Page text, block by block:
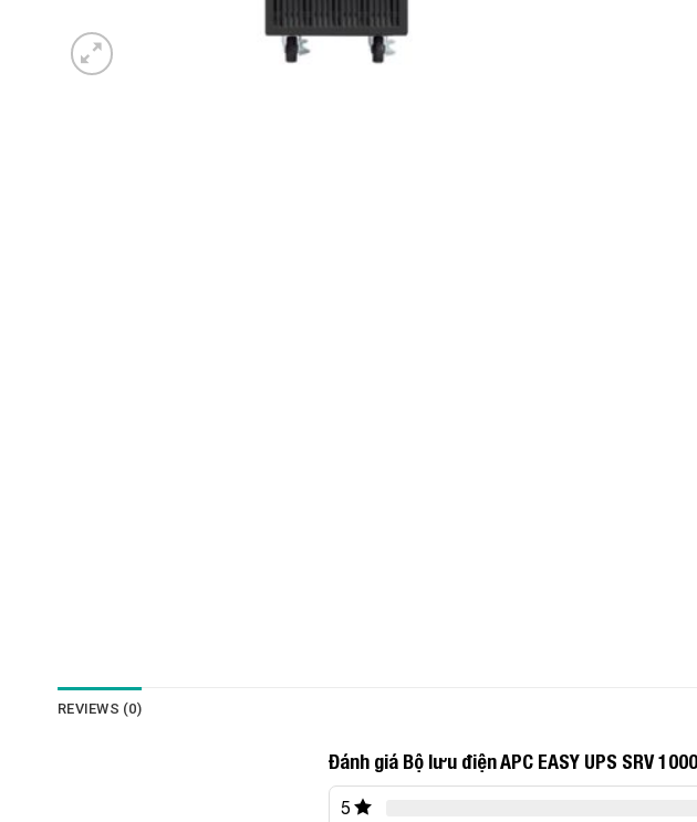
REVIEWS (0)
Đánh giá Bộ lưu điện APC EASY UPS SRV
5